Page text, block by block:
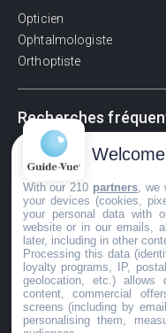
Opticien
Ophtalmologiste
Orthoptiste
Recherches
Pathologies adultes
Signes d'une urgence
La vision
Acuité visuelle
Myosis / mydriase
Œdème oculaire
©GuideVue2024
Welcome
With our 210 partners ,
your devices (cookies,
your personal data with
website or in our emails,
later, including in other
Processing this data
loyalty programs, IP,
geolocation, etc.) allows
content, commercial
screens (including by
personalising them,